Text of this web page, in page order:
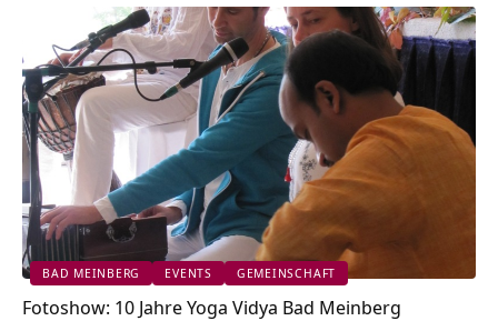
BAD MEINBERG EVENTS GEMEINSCHAFT
Fotoshow: 10 Jahre Yoga Vidya Bad Meinberg